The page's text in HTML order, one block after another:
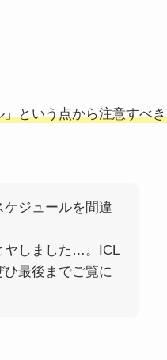
」という点から注意すべ
ジュールを間違
ヤしました…。ICL
最後までご覧に